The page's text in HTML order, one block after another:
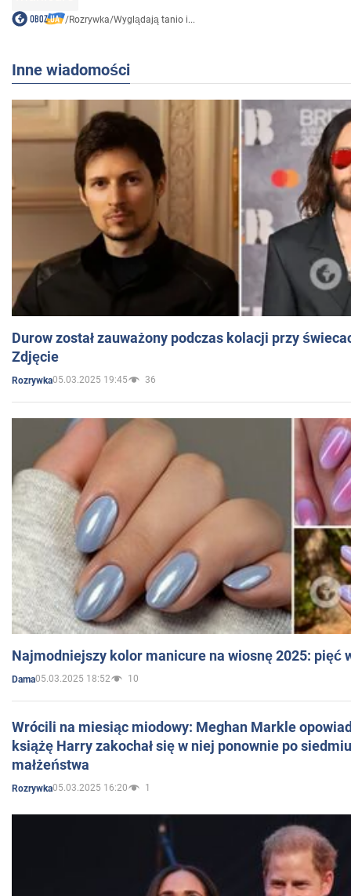
/Rozrywka/Wyglądają tanio i...
Inne wiadomości
Durow został zauważony podczas kolacji przy
Zdjęcie
Rozrywka05.03.2025 19:45 36
Najmodniejszy kolor manicure na wiosnę 2025: pięć
Dama05.03.2025 18:52 10
Wrócili na miesiąc miodowy: Meghan Markle
książę Harry zakochał się w niej ponownie po
małżeństwa
Rozrywka05.03.2025 16:20 1